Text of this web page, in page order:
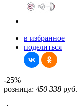
в избранное
поделиться
-25%
розница: 450 338 руб.